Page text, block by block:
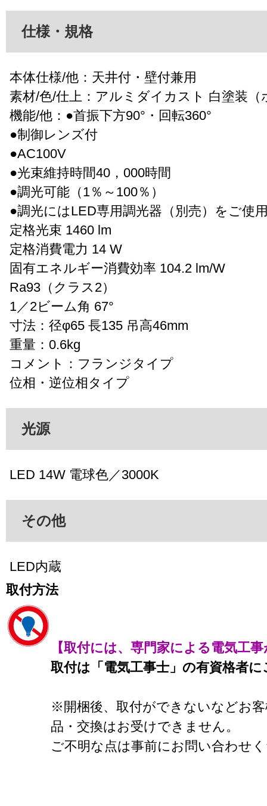
仕様・規格
本体仕様/他：天井付・壁付兼用
素材/色/仕上：アルミダイカスト 白塗装（
機能/他：●首振下方90°・回転360°
●制御レンズ付
●AC100V
●光束維持時間40，000時間
●調光可能（1％～100％）
●調光にはLED専用調光器（別売）をご使
定格光束 1460 lm
定格消費電力 14 W
固有エネルギー消費効率 104.2 lm/W
Ra93（クラス2）
1／2ビーム角 67°
寸法：径φ65 長135 吊高46mm
重量：0.6kg
コメント：フランジタイプ
位相・逆位相タイプ
光源
LED 14W 電球色／3000K
その他
LED内蔵
取付方法
【取付には、専門家による電気工
取付は「電気工事士」の有資格者
※開梱後、取付ができないなどお
品・交換はお受けできません。
ご不明な点は事前にお問い合わせ